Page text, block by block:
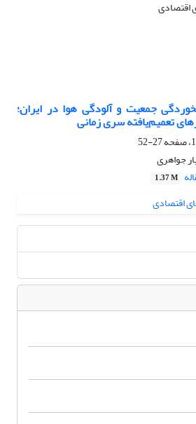
جمعیت و آلودگی هوا در ایران؛
تعمیم‌یافته سری زمانی
27-52
جواهری
1.37 M